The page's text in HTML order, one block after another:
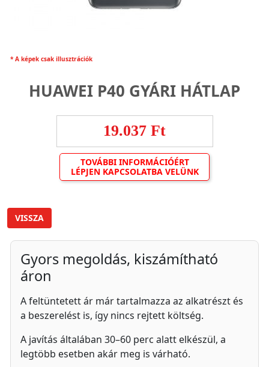
* A képek csak illusztrációk
HUAWEI P40 GYÁRI HÁTLAP
19.037 Ft
TOVÁBBI INFORMÁCIÓÉRT
LÉPJEN KAPCSOLATBA VELÜNK
VISSZA
Gyors megoldás, kiszámítható
áron
A feltüntetett ár már tartalmazza az alkatrészt és
a beszerelést is, így nincs rejtett költség.
A javítás általában 30–60 perc alatt elkészül, a
legtöbb esetben akár meg is várható.